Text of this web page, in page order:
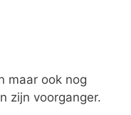
maar ook nog
zijn voorganger.